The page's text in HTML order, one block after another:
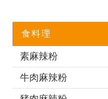
食料理
素麻辣粉
牛肉麻辣粉